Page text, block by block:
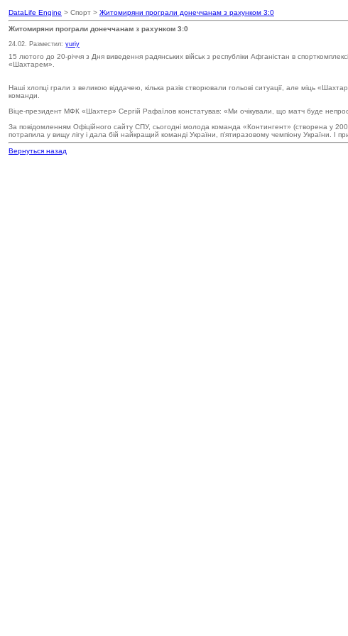
DataLife Engine > Спорт > Житомиряни програли донеччанам з рахунком 3:0
Житомиряни програли донеччанам з рахунком 3:0
24.02. Разместил: yuriy
15 лютого до 20-річчя з Дня виведення радянських військ з республіки Афганістан в
«Шахтарем».
Наші хлопці грали з великою віддачею, кілька разів створювали гольові ситуації, але міць
команди.
Віце-президент МФК «Шахтер» Сергій Рафаїлов констатував: «Ми очікували, що матч буде
За повідомленням Офіційного сайту СПУ, сьогодні молода команда «Контингент» (створена у
потрапила у вищу лігу і дала бій найкращий команді України, п’ятиразовому чемпіону
Вернуться назад